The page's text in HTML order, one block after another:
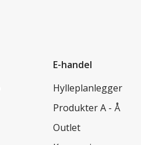
E-handel
Hylleplanlegger
Produkter A - Å
Outlet